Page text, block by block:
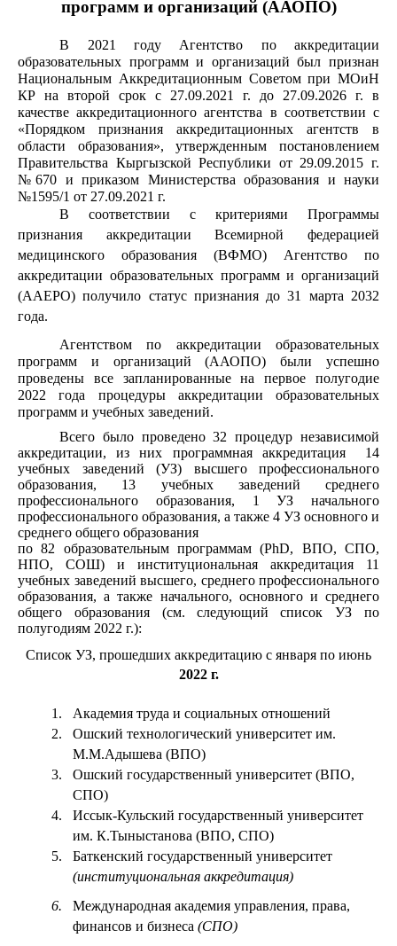
программ и организаций (ААОПО)
В 2021 году Агентство по аккредитации
образовательных программ и организаций был признан
Национальным Аккредитационным Советом при МОиН
КР на второй срок с 27.09.2021 г. до 27.09.2026 г. в
качестве аккредитационного агентства в соответствии с
«Порядком признания аккредитационных агентств в
области образования», утвержденным постановлением
Правительства Кыргызской Республики от 29.09.2015 г.
№670 и приказом Министерства образования и науки
№1595/1 от 27.09.2021 г.
В соответствиискритериями Программы
признания аккредитации Всемирной федерацией
медицинского образования (ВФМО) Агентство по
аккредитации образовательных программ и организаций
(AАEPO) получило статус признания до 31 марта 2032
года.
Агентством по аккредитации образовательных
программ и организаций (ААОПО) были успешно
проведены все запланированные на первое полугодие
2022 года процедуры аккредитации образовательных
программ и учебных заведений.
Всего было проведено 32 процедур независимой
аккредитации, из них программная аккредитация 14
учебных заведений (УЗ) высшего профессионального
образования, 13 учебных заведений среднего
профессионального образования, 1 УЗ начального
профессионального образования, а также 4 УЗ основного и
среднего общего образования
по 82 образовательным программам (PhD, ВПО, СПО,
НПО, СОШ) и институциональная аккредитация 11
учебных заведений высшего, среднего профессионального
образования, а также начального, основного и среднего
общего образования (см. следующий список УЗ по
полугодиям 2022 г.):
Список УЗ, прошедших аккредитацию с января по июнь
2022 г.
1.
Академия труда и социальных отношений
2.
Ошский технологический университет им.
М.М.Адышева (ВПО)
3.
Ошский государственный университет (ВПО,
СПО)
4.
Иссык-Кульский государственный университет
им. К.Тыныстанова (ВПО, СПО)
5.
Баткенский государственный университет
(институциональная аккредитация)
6.
Международная академия управления, права,
финансов и бизнеса (СПО)